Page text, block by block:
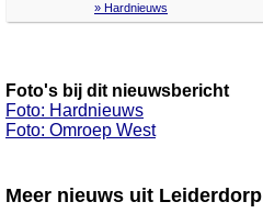
» Hardnieuws
Foto's bij dit nieuwsbericht
Foto: Hardnieuws
Foto: Omroep West
Meer nieuws uit Leiderdorp